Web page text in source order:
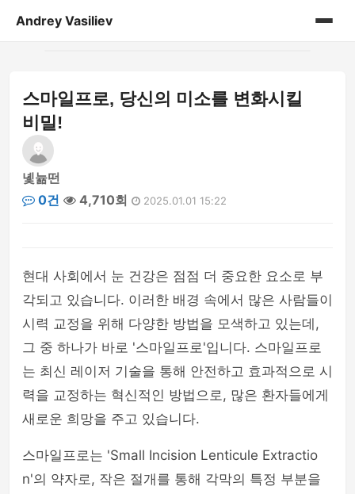
Andrey Vasiliev
andrey-vasiliev
books
drugoe
my-life
no-sql
php
스마일프로, 당신의 미소를 변화시킬
비밀!
녳뉾떤
0건
4,710회 2025.01.01 15:22
현대 사회에서 눈 건강은 점점 더 중요한 요소로 부
각되고 있습니다. 이러한 배경 속에서 많은 사람들이
시력 교정을 위해 다양한 방법을 모색하고 있는데,
그 중 하나가 바로 '스마일프로'입니다. 스마일프로
는 최신 레이저 기술을 통해 안전하고 효과적으로 시
력을 교정하는 혁신적인 방법으로, 많은 환자들에게
새로운 희망을 주고 있습니다.
스마일프로는 'Small Incision Lenticule Extractio
n'의 약자로, 작은 절개를 통해 각막의 특정 부분을